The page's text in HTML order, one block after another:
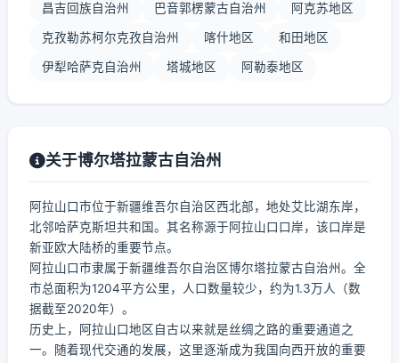
昌吉回族自治州 巴音郭楞蒙古自治州 阿克苏地区
克孜勒苏柯尔克孜自治州 喀什地区 和田地区
伊犁哈萨克自治州 塔城地区 阿勒泰地区
关于博尔塔拉蒙古自治州
阿拉山口市位于新疆维吾尔自治区西北部，地处艾比湖东岸，
北邻哈萨克斯坦共和国。其名称源于阿拉山口口岸，该口岸是
新亚欧大陆桥的重要节点。
阿拉山口市隶属于新疆维吾尔自治区博尔塔拉蒙古自治州。全
市总面积为1204平方公里，人口数量较少，约为1.3万人（数
据截至2020年）。
历史上，阿拉山口地区自古以来就是丝绸之路的重要通道之
一。随着现代交通的发展，这里逐渐成为我国向西开放的重要